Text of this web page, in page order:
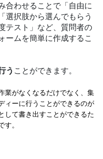
合わせることで「自由に
選択肢から選んでもらう
テスト」など、質問者の
ームを簡単に作成するこ
う ことができます。
業がなくなるだけでなく、集
ィーに行うことができるのが
して書き出すことができるた
。